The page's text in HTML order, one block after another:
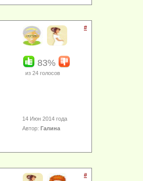
#
83%
из 24 голосов
14 Июн 2014 года
Автор:Галина
#